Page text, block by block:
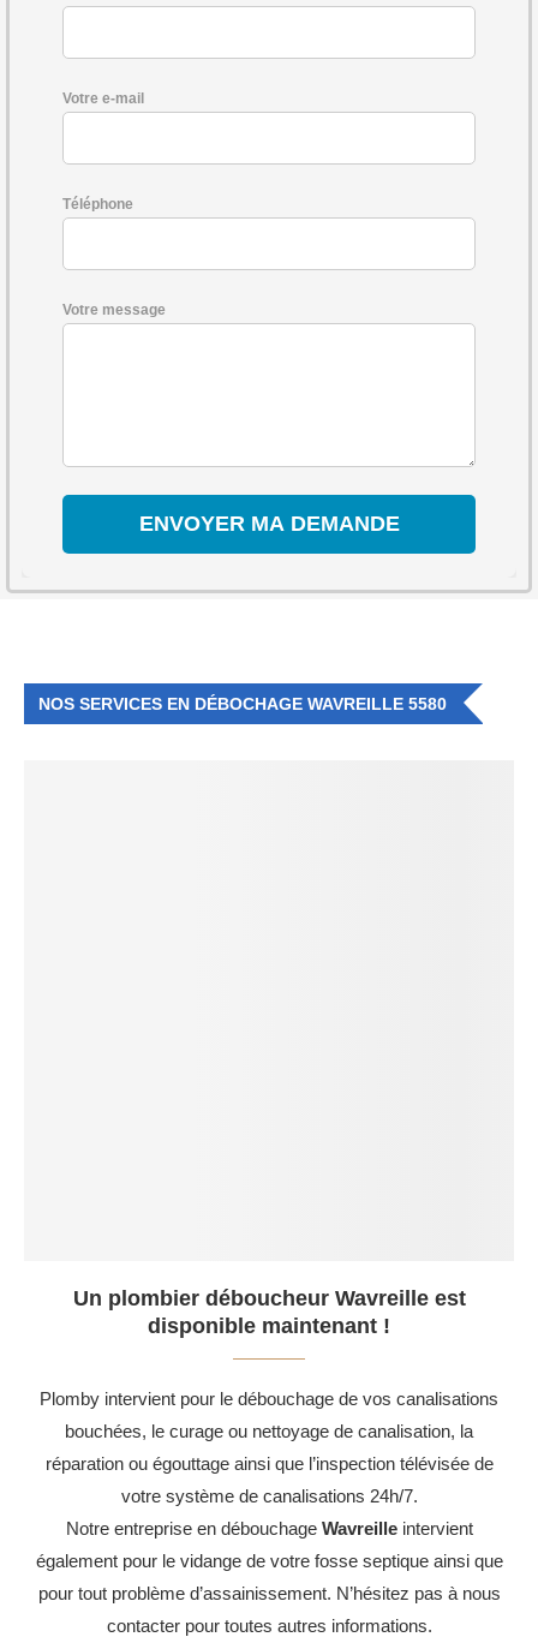
Votre e-mail
Téléphone
Votre message
NOS SERVICES EN DÉBOCHAGE WAVREILLE 5580
Un plombier déboucheur Wavreille est
disponible maintenant !
Plomby intervient pour le débouchage de vos canalisations
bouchées, le curage ou nettoyage de canalisation, la
réparation ou égouttage ainsi que l’inspection télévisée de
votre système de canalisations 24h/7.
Notre entreprise en débouchage Wavreilleintervient
également pour le vidange de votre fosse septique ainsi que
pour tout problème d’assainissement. N’hésitez pas à nous
contacter pour toutes autres informations.